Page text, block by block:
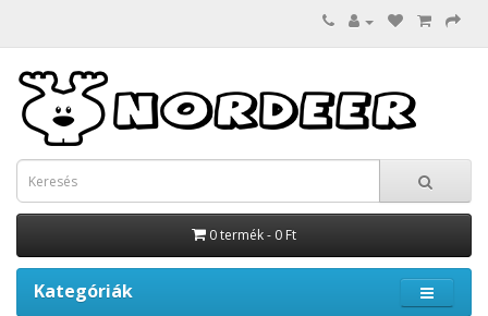
0 termék - 0 Ft
Kategóriák